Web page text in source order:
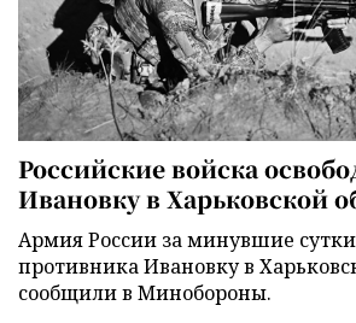
Российские войска
Ивановку в Харьковской
Армия России за минувшие
противника Ивановку в
сообщили в Минобороны.